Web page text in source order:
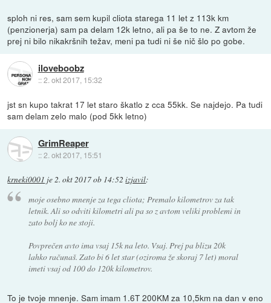
sploh ni res, sam sem kupil cliota starega 11 let z 113k km
(penzionerja) sam pa delam 12k letno, ali pa še to ne. Z avtom že
prej ni bilo nikakršnih težav, meni pa tudi ni še nič šlo po gobe.
iloveboobz
::2. okt 2017, 15:32
jst sn kupo takrat 17 let staro škatlo z cca 55kk. Se najdejo. Pa tudi
sam delam zelo malo (pod 5kk letno)
GrimReaper
::2. okt 2017, 15:51
krneki0001 je2. okt 2017 ob 14:52 izjavil:
moje osebno mnenje za tega cliota; Premalo kilometrov za tak
letnik. Ali so odviti kilometri ali pa so z avtom veliki problemi in
zato bolj ko ne stoji.
Povprečen avto ima vsaj 15k na leto. Vsaj. Prej pa blizu 20k
lahko računaš. Zato bi 6 let star (oziroma že skoraj 7 let) moral
imeti vsaj od 100 do 120k kilometrov.
To je tvoje mnenje. Sam imam 1.6T 200KM za 10,5km na dan v eno